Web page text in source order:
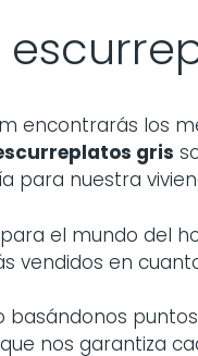
encontrarás los
gris
para nuestra
el mundo del
vendidos en
basándonos
nos garantiza